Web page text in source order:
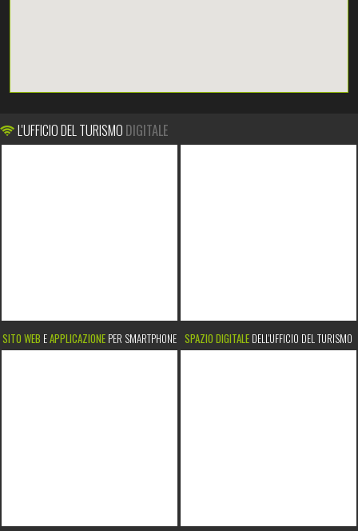
L'UFFICIO DEL TURISMO DIGITALE
SITO WEB EAPPLICAZIONE PER SMARTPHONE SPAZIO DIGITALE DELL'UFFICIO DEL TURISMO